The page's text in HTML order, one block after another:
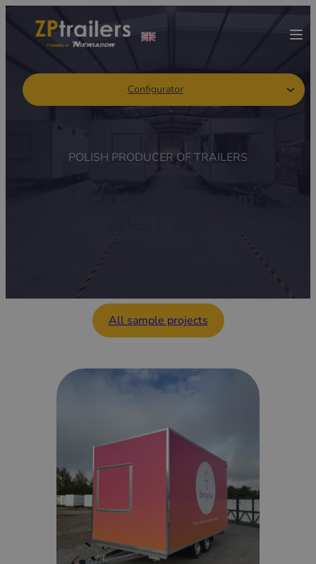
Configurator
POLISH PRODUCER OF TRAILERS
All sample projects